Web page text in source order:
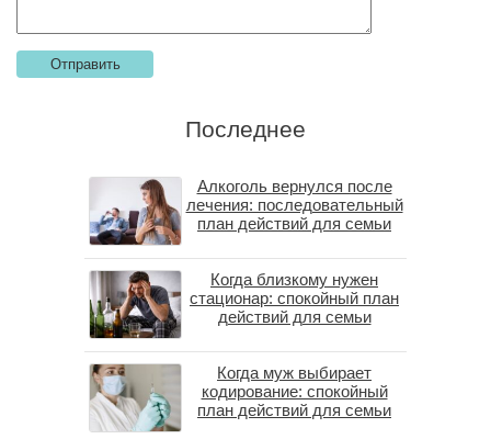
Последнее
Алкоголь вернулся после
лечения: последовательный
план действий для семьи
Когда близкому нужен
стационар: спокойный план
действий для семьи
Когда муж выбирает
кодирование: спокойный
план действий для семьи